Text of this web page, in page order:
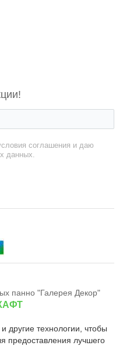
соглашения и даю
данных.
панно "Галерея Декор"
другие технологии, чтобы
предоставления лучшего